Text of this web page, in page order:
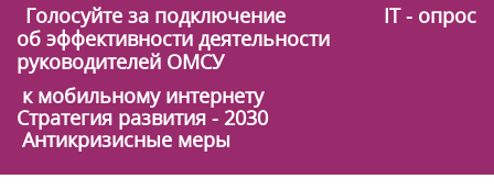
Голосуйте за подключение
IT - опрос
об эффективности деятельности
руководителей ОМСУ
к мобильному интернету
Стратегия развития - 2030
Антикризисные меры